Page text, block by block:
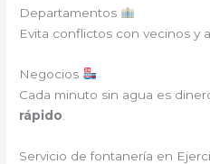
Departamentos
Evita conflictos con vecinos y
Negocios
Cada minuto sin agua es
rápido
Servicio de fontanería en